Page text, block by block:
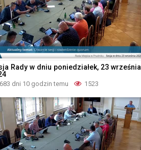
Rady w dniu poniedziałek, 23 września
683 dni 10 godzin temu 1523